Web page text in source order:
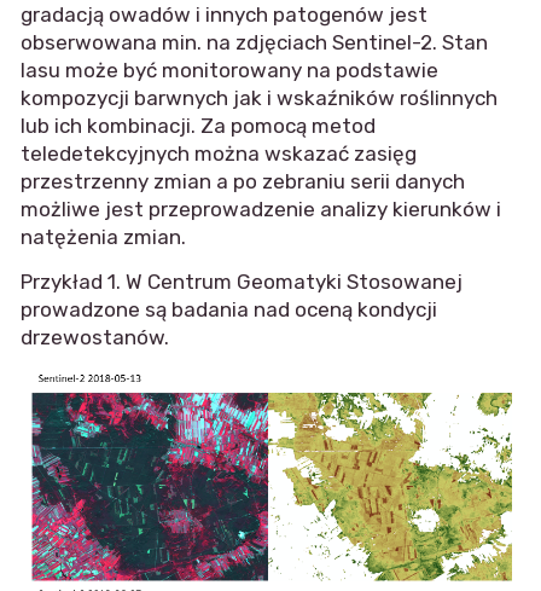
gradacją owadów i innych patogenów jest
obserwowana min. na zdjęciach Sentinel-2. Stan
lasu może być monitorowany na podstawie
kompozycji barwnych jak i wskaźników roślinnych
lub ich kombinacji. Za pomocą metod
teledetekcyjnych można wskazać zasięg
przestrzenny zmian a po zebraniu serii danych
możliwe jest przeprowadzenie analizy kierunków i
natężenia zmian.
Przykład 1. W Centrum Geomatyki Stosowanej
prowadzone są badania nad oceną kondycji
drzewostanów.